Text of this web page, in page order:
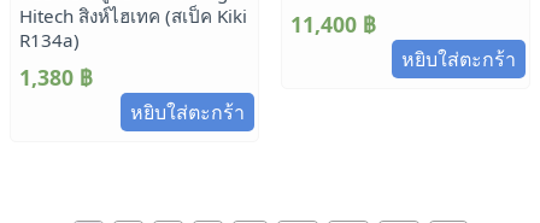
Hitech สิงห์ไฮเทค (สเป็ค Kiki
R134a)
1,380 ฿
หยิบใส่ตะกร้า
11,400 ฿
หยิบใส่ตะกร้า